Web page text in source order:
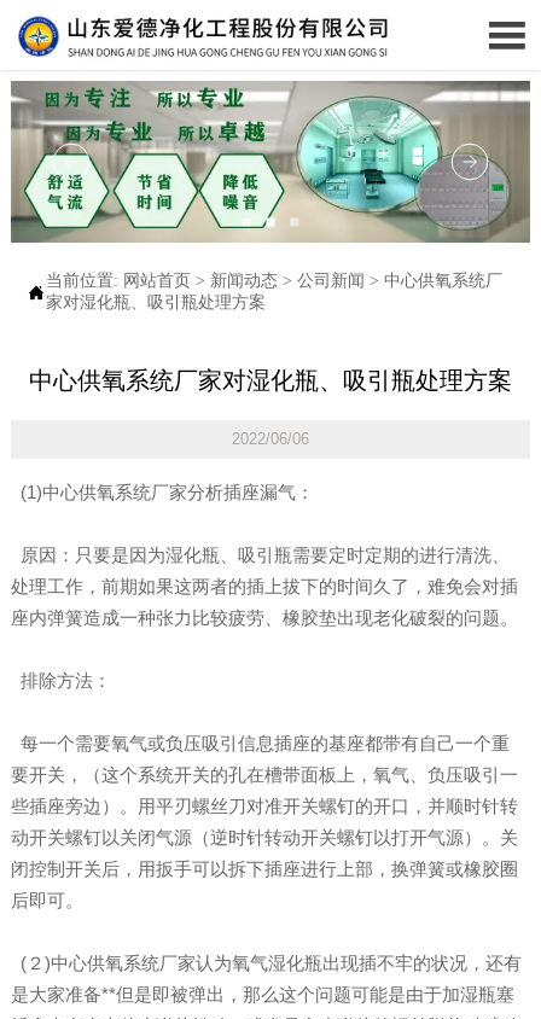


当前位置: 网站首页 > 新闻动态> 公司新闻 > 中心供氧系统厂
家对湿化瓶、吸引瓶处理方案
中心供氧系统厂家对湿化瓶、吸引瓶处理方案
2022/06/06
(1)中心供氧系统厂家分析插座漏气：
原因：只要是因为湿化瓶、吸引瓶需要定时定期的进行清洗、
处理工作，前期如果这两者的插上拔下的时间久了，难免会对插
座内弹簧造成一种张力比较疲劳、橡胶垫出现老化破裂的问题。
排除方法：
每一个需要氧气或负压吸引信息插座的基座都带有自己一个重
要开关，（这个系统开关的孔在槽带面板上，氧气、负压吸引一
些插座旁边）。用平刃螺丝刀对准开关螺钉的开口，并顺时针转
动开关螺钉以关闭气源（逆时针转动开关螺钉以打开气源）。关
闭控制开关后，用扳手可以拆下插座进行上部，换弹簧或橡胶圈
后即可。
(２)中心供氧系统厂家认为氧气湿化瓶出现插不牢的状况，还有
是大家准备**但是即被弹出，那么这个问题可能是由于加湿瓶塞